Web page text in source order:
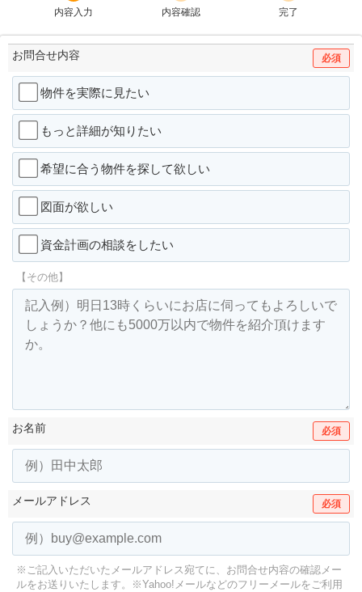
内容入力
内容確認
完了
お問合せ内容 必須
物件を実際に見たい
もっと詳細が知りたい
希望に合う物件を探して欲しい
図面が欲しい
資金計画の相談をしたい
【その他】
お名前 必須
メールアドレス 必須
※ご記入いただいたメールアドレス宛てに、お問合せ内容の確認メー
ルをお送りいたします。
※Yahoo!メールなどのフリーメールをご利用